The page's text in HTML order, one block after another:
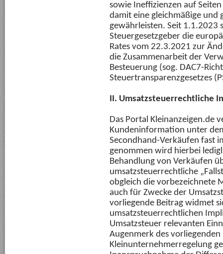
sowie Ineffizienzen auf
damit eine gleichmäßige und
gewährleisten. Seit 1.1.2023
Steuergesetzgeber die
Rates vom 22.3.2021 zur
die Zusammenarbeit der
Besteuerung (sog. DAC7-
Steuertransparenzgesetzes
II. Umsatzsteuerrechtliche
Das Portal Kleinanzeigen.de
Kundeninformation unter
Secondhand-Verkäufen fast
genommen wird hierbei
Behandlung von Verkäufen
umsatzsteuerrechtliche
obgleich die vorbezeichnete
auch für Zwecke der
vorliegende Beitrag widmet
umsatzsteuerrechtlichen
Umsatzsteuer relevanten
Augenmerk des vorliegenden
Kleinunternehmerregelung